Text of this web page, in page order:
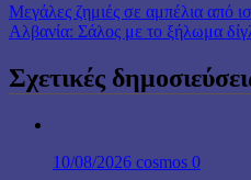
Μεγάλες ζημιές σε αμπέλια από
Αλβανία: Σάλος με το ξήλωμα
Σχετικές
10/08/2026 cosmos 0